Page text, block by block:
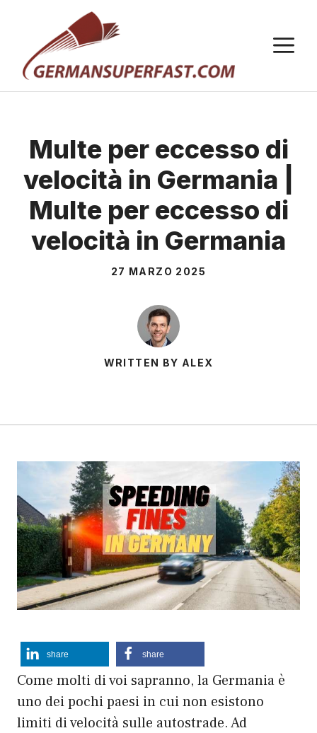
contenuto
Multe per eccesso di
velocità in Germania |
Multe per eccesso di
velocità in Germania
27 MARZO 2025
WRITTEN BY ALEX
share share
Come molti di voi sapranno, la Germania è
uno dei pochi paesi in cui non esistono
limiti di velocità sulle autostrade. Ad